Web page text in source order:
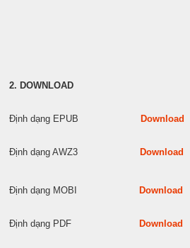
2. DOWNLOAD
Định dạng EPUB Download
Định dạng AWZ3 Download
Định dạng MOBI Download
Định dạng PDF Download